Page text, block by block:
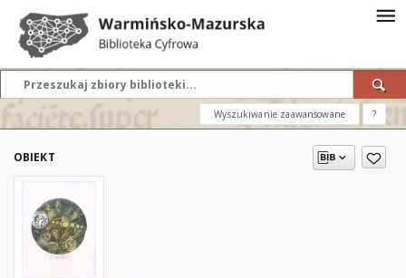
Wyszukiwanie zaawansowane ?
OBIEKT